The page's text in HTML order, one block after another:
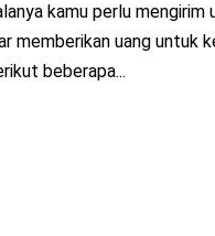
kamu perlu mengirim
memberikan uang untuk
beberapa...